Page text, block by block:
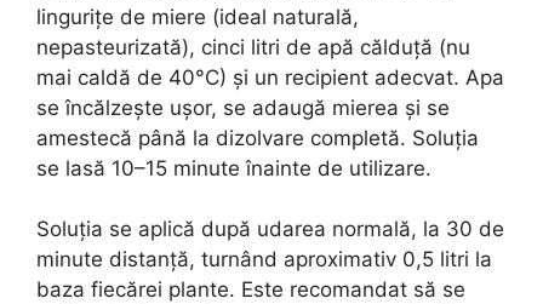
lingurițe de miere (ideal naturală,
nepasteurizată), cinci litri de apă călduță (nu
mai caldă de 40°C) și un recipient adecvat. Apa
se încălzește ușor, se adaugă mierea și se
amestecă până la dizolvare completă. Soluția
se lasă 10–15 minute înainte de utilizare.
Soluția se aplică după udarea normală, la 30 de
minute distanță, turnând aproximativ 0,5 litri la
baza fiecărei plante. Este recomandat să se